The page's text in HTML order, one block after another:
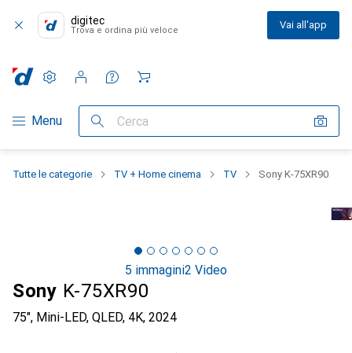
digitec
Trova e ordina più veloce Vai all'app
Categoria Navigazione
Menu Cerca
Impostazioni
Conto cliente
Liste di confronto
Liste dei desideri
Carrello
Tutte le categorie TV + Home cinema TV Sony K-75XR90
5 immagini2 Video
Sony K-75XR90
75", Mini-LED, QLED, 4K, 2024